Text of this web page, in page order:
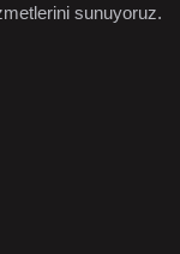
sunuyoruz.